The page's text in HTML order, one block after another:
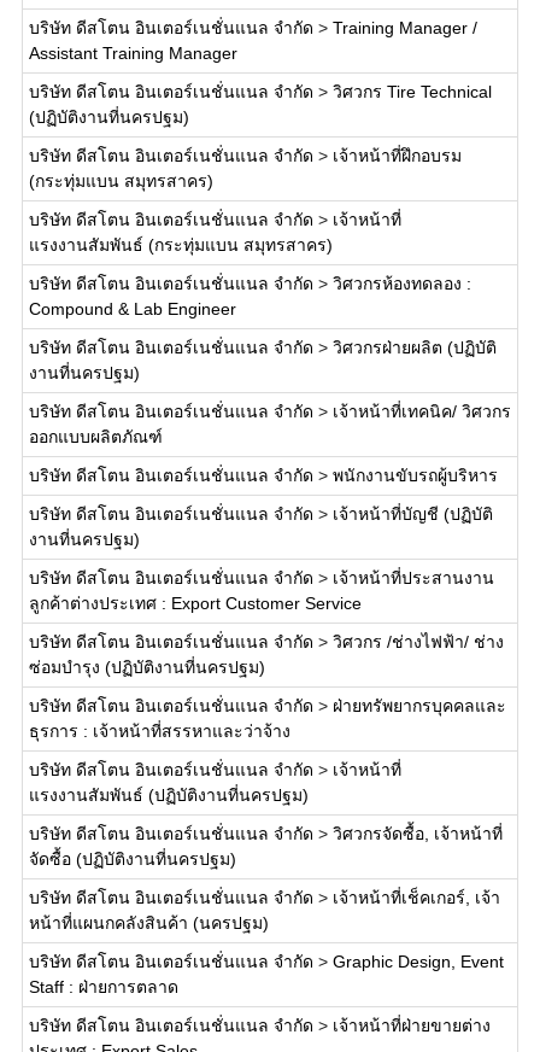
บริษัท ดีสโตน อินเตอร์เนชั่นแนล จำกัด > Training Manager /
Assistant Training Manager
บริษัท ดีสโตน อินเตอร์เนชั่นแนล จำกัด > วิศวกร Tire Technical
(ปฏิบัติงานที่นครปฐม)
บริษัท ดีสโตน อินเตอร์เนชั่นแนล จำกัด > เจ้าหน้าที่ฝึกอบรม
(กระทุ่มแบน สมุทรสาคร)
บริษัท ดีสโตน อินเตอร์เนชั่นแนล จำกัด > เจ้าหน้าที่
แรงงานสัมพันธ์ (กระทุ่มแบน สมุทรสาคร)
บริษัท ดีสโตน อินเตอร์เนชั่นแนล จำกัด > วิศวกรห้องทดลอง :
Compound & Lab Engineer
บริษัท ดีสโตน อินเตอร์เนชั่นแนล จำกัด > วิศวกรฝ่ายผลิต (ปฏิบัติ
งานที่นครปฐม)
บริษัท ดีสโตน อินเตอร์เนชั่นแนล จำกัด > เจ้าหน้าที่เทคนิค/ วิศวกร
ออกแบบผลิตภัณฑ์
บริษัท ดีสโตน อินเตอร์เนชั่นแนล จำกัด > พนักงานขับรถผู้บริหาร
บริษัท ดีสโตน อินเตอร์เนชั่นแนล จำกัด > เจ้าหน้าที่บัญชี (ปฏิบัติ
งานที่นครปฐม)
บริษัท ดีสโตน อินเตอร์เนชั่นแนล จำกัด > เจ้าหน้าที่ประสานงาน
ลูกค้าต่างประเทศ : Export Customer Service
บริษัท ดีสโตน อินเตอร์เนชั่นแนล จำกัด > วิศวกร /ช่างไฟฟ้า/ ช่าง
ซ่อมบำรุง (ปฏิบัติงานที่นครปฐม)
บริษัท ดีสโตน อินเตอร์เนชั่นแนล จำกัด > ฝ่ายทรัพยากรบุคคลและ
ธุรการ : เจ้าหน้าที่สรรหาและว่าจ้าง
บริษัท ดีสโตน อินเตอร์เนชั่นแนล จำกัด > เจ้าหน้าที่
แรงงานสัมพันธ์ (ปฏิบัติงานที่นครปฐม)
บริษัท ดีสโตน อินเตอร์เนชั่นแนล จำกัด > วิศวกรจัดซื้อ, เจ้าหน้าที่
จัดซื้อ (ปฏิบัติงานที่นครปฐม)
บริษัท ดีสโตน อินเตอร์เนชั่นแนล จำกัด > เจ้าหน้าที่เช็คเกอร์, เจ้า
หน้าที่แผนกคลังสินค้า (นครปฐม)
บริษัท ดีสโตน อินเตอร์เนชั่นแนล จำกัด > Graphic Design, Event
Staff : ฝ่ายการตลาด
บริษัท ดีสโตน อินเตอร์เนชั่นแนล จำกัด > เจ้าหน้าที่ฝ่ายขายต่าง